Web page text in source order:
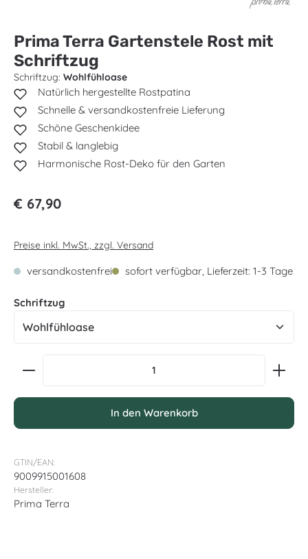
Prima Terra Gartenstele Rost mit
Schriftzug
Schriftzug: Wohlfühloase
Natürlich hergestellte Rostpatina
Schnelle & versandkostenfreie Lieferung
Schöne Geschenkidee
Stabil & langlebig
Harmonische Rost-Deko für den Garten
Regulärer Preis:
€ 67,90
Preise inkl. MwSt., zzgl. Versand
versandkostenfrei sofort verfügbar, Lieferzeit: 1-3 Tage
Schriftzugauswählen
Produkt Anzahl: Gib den gewünschten Wert ein
In den Warenkorb
GTIN/EAN:
9009915001608
Hersteller:
Prima Terra